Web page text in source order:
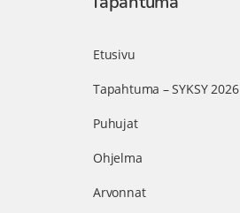
Etusivu
Tapahtuma – SYKSY 2026
Puhujat
Ohjelma
Arvonnat